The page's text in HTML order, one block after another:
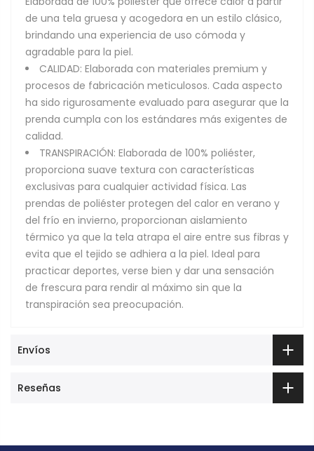
de una tela gruesa y acogedora en un estilo clásico,
brindando una experiencia de uso cómoda y
agradable para la piel.
CALIDAD: Elaborada con materiales premium y
procesos de fabricación meticulosos. Cada aspecto
ha sido rigurosamente evaluado para asegurar que la
prenda cumpla con los estándares más exigentes de
calidad.
TRANSPIRACIÓN: Elaborada de 100% poliéster,
proporciona suave textura con características
exclusivas para cualquier actividad física. Las
prendas de poliéster protegen del calor en verano y
del frío en invierno, proporcionan aislamiento
térmico ya que la tela atrapa el aire entre sus fibras y
evita que el tejido se adhiera a la piel. Ideal para
practicar deportes, verse bien y dar una sensación
de frescura para rendir al máximo sin que la
transpiración sea preocupación.
Envíos
Reseñas